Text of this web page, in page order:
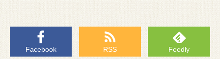
Facebook RSS Feedly